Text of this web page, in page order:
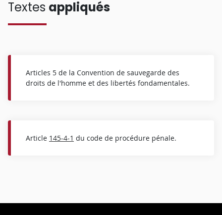
Textes appliqués
Articles 5 de la Convention de sauvegarde des
droits de l'homme et des libertés fondamentales.
Article 145-4-1 du code de procédure pénale.